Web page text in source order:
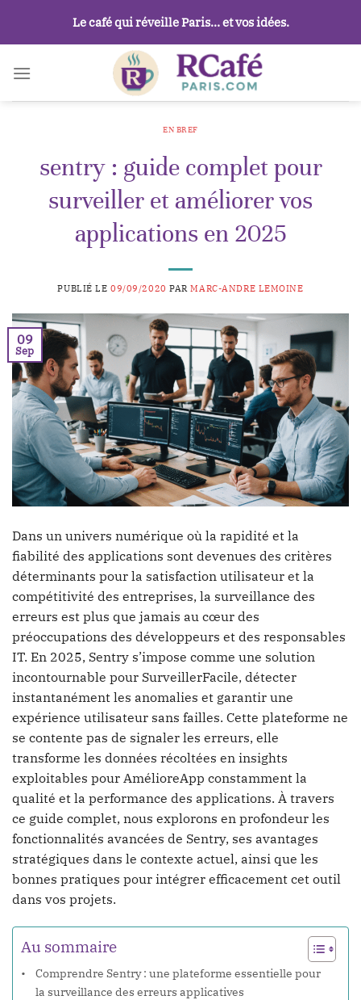
contenu
Le café qui réveille Paris… et vos idées.
EN BREF
sentry : guide complet pour
surveiller et améliorer vos
applications en 2025
PUBLIÉ LE09/09/2020 PARMARC-ANDRE LEMOINE
09
Sep
Dans un univers numérique où la rapidité et la
fiabilité des applications sont devenues des critères
déterminants pour la satisfaction utilisateur et la
compétitivité des entreprises, la surveillance des
erreurs est plus que jamais au cœur des
préoccupations des développeurs et des responsables
IT. En 2025, Sentry s’impose comme une solution
incontournable pour SurveillerFacile, détecter
instantanément les anomalies et garantir une
expérience utilisateur sans failles. Cette plateforme ne
se contente pas de signaler les erreurs, elle
transforme les données récoltées en insights
exploitables pour AmélioreApp constamment la
qualité et la performance des applications. À travers
ce guide complet, nous explorons en profondeur les
fonctionnalités avancées de Sentry, ses avantages
stratégiques dans le contexte actuel, ainsi que les
bonnes pratiques pour intégrer efficacement cet outil
dans vos projets.
Au sommaire
Comprendre Sentry : une plateforme essentielle pour
la surveillance des erreurs applicatives